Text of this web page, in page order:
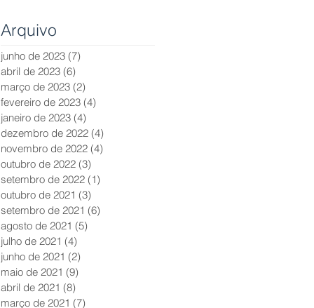
Arquivo
junho de 2023 (7)
abril de 2023 (6)
março de 2023 (2)
fevereiro de 2023 (4)
janeiro de 2023 (4)
dezembro de 2022 (4)
novembro de 2022 (4)
outubro de 2022 (3)
setembro de 2022 (1)
outubro de 2021 (3)
setembro de 2021 (6)
agosto de 2021 (5)
julho de 2021 (4)
junho de 2021 (2)
maio de 2021 (9)
abril de 2021 (8)
março de 2021 (7)